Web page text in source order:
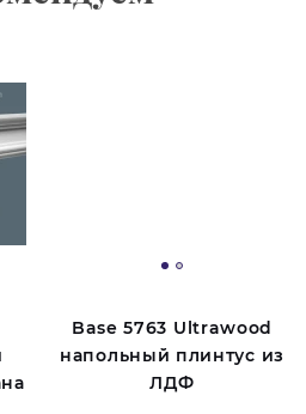
Base 5763 Ultrawood
напольный плинтус из
ЛДФ